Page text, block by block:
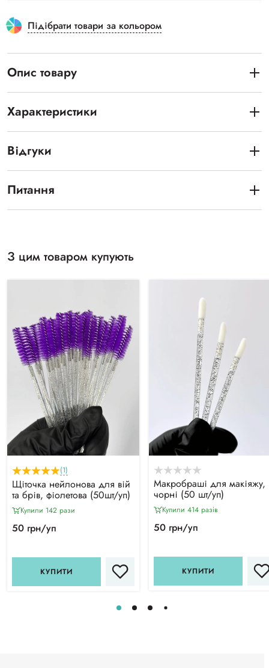
Підібрати товари за кольором
Опис товару
Характеристики
Відгуки
Питання
З цим товаром купують
(1)
Щіточка нейлонова для вій
та брів, фіолетова (50шт/уп)
Купили 142 рази
50 грн/уп
КУПИТИ
Макробраші для макіяжу,
чорні (50 шт/уп)
Купили 414 разiв
50 грн/уп
КУПИТИ